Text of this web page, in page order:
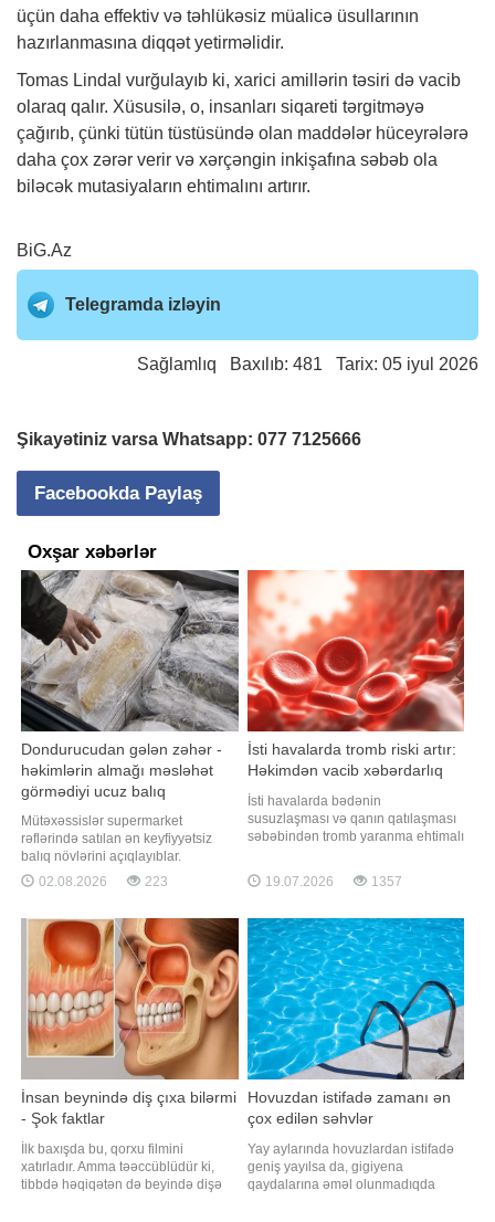
üçün daha effektiv və təhlükəsiz müalicə üsullarının
hazırlanmasına diqqət yetirməlidir.
Tomas Lindal vurğulayıb ki, xarici amillərin təsiri də vacib
olaraq qalır. Xüsusilə, o, insanları siqareti tərgitməyə
çağırıb, çünki tütün tüstüsündə olan maddələr hüceyrələrə
daha çox zərər verir və xərçəngin inkişafına səbəb ola
biləcək mutasiyaların ehtimalını artırır.
BiG.Az
Telegramda izləyin
Sağlamlıq Baxılıb: 481 Tarix: 05 iyul 2026
Şikayətiniz varsa Whatsapp: 077 7125666
Facebookda Paylaş
Oxşar xəbərlər
Dondurucudan gələn zəhər -
həkimlərin almağı məsləhət
görmədiyi ucuz balıq
Mütəxəssislər supermarket
rəflərində satılan ən keyfiyyətsiz
balıq növlərini açıqlayıblar.
Dondurulmuş balıq tez və faydalı
şam yeməyi üçün ideal seçim kimi
xəbər verir ki, supermarketlərdəki
cəlbedici qiymətlərin arxasında
bəzən qida dəyərini itirmiş, hətta
sağlamlı
02.08.2026 223
İsti havalarda tromb riski artır:
Həkimdən vacib xəbərdarlıq
İsti havalarda bədənin
susuzlaşması və qanın qatılaşması
səbəbindən tromb yaranma ehtimalı
rusiyalı həkim-terapevt Tatyana
Vinoqradova RT-yə müsahibəsində
görə, tromb damar daxilində
yaranan və qan dövranını qismən
və ya tamamil
19.07.2026 1357
İnsan beynində diş çıxa bilərmi
- Şok faktlar
İlk baxışda bu, qorxu filmini
xatırladır. Amma təəccüblüdür ki,
tibbdə həqiqətən də beyində dişə
Hovuzdan istifadə zamanı ən
çox edilən səhvlər
Yay aylarında hovuzlardan istifadə
geniş yayılsa da, gigiyena
qaydalarına əməl olunmadıqda